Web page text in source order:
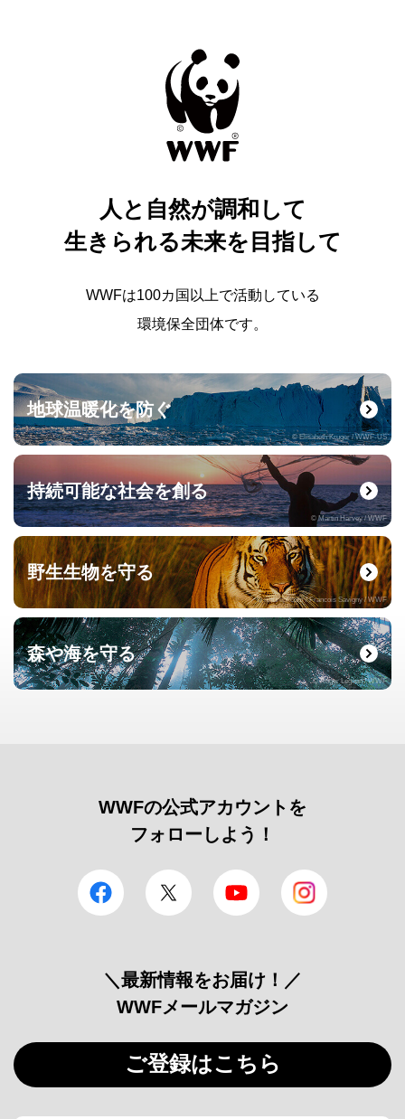
人と自然が調和して
生きられる未来を目指して
WWFは100カ国以上で活動している
環境保全団体です。
地球温暖化を防ぐ
© Elisabeth Kruger / WWF-US
持続可能な社会を創る
© Martin Harvey / WWF
野生生物を守る
© naturepl.com / Francois Savigny / WWF
森や海を守る
© Roger Leguen / WWF
WWFの公式アカウントを
フォローしよう！
facebook Twitter YouTube
＼最新情報をお届け！／
WWFメールマガジン
ご登録はこちら